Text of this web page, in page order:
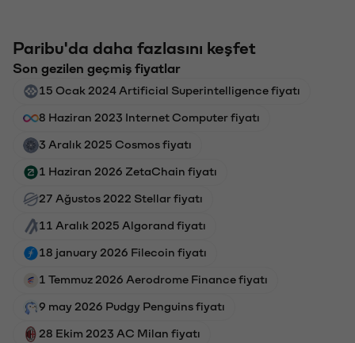
Paribu'da daha fazlasını keşfet
Son gezilen geçmiş fiyatlar
15 Ocak 2024 Artificial Superintelligence fiyatı
8 Haziran 2023 Internet Computer fiyatı
3 Aralık 2025 Cosmos fiyatı
1 Haziran 2026 ZetaChain fiyatı
27 Ağustos 2022 Stellar fiyatı
11 Aralık 2025 Algorand fiyatı
18 january 2026 Filecoin fiyatı
1 Temmuz 2026 Aerodrome Finance fiyatı
9 may 2026 Pudgy Penguins fiyatı
28 Ekim 2023 AC Milan fiyatı